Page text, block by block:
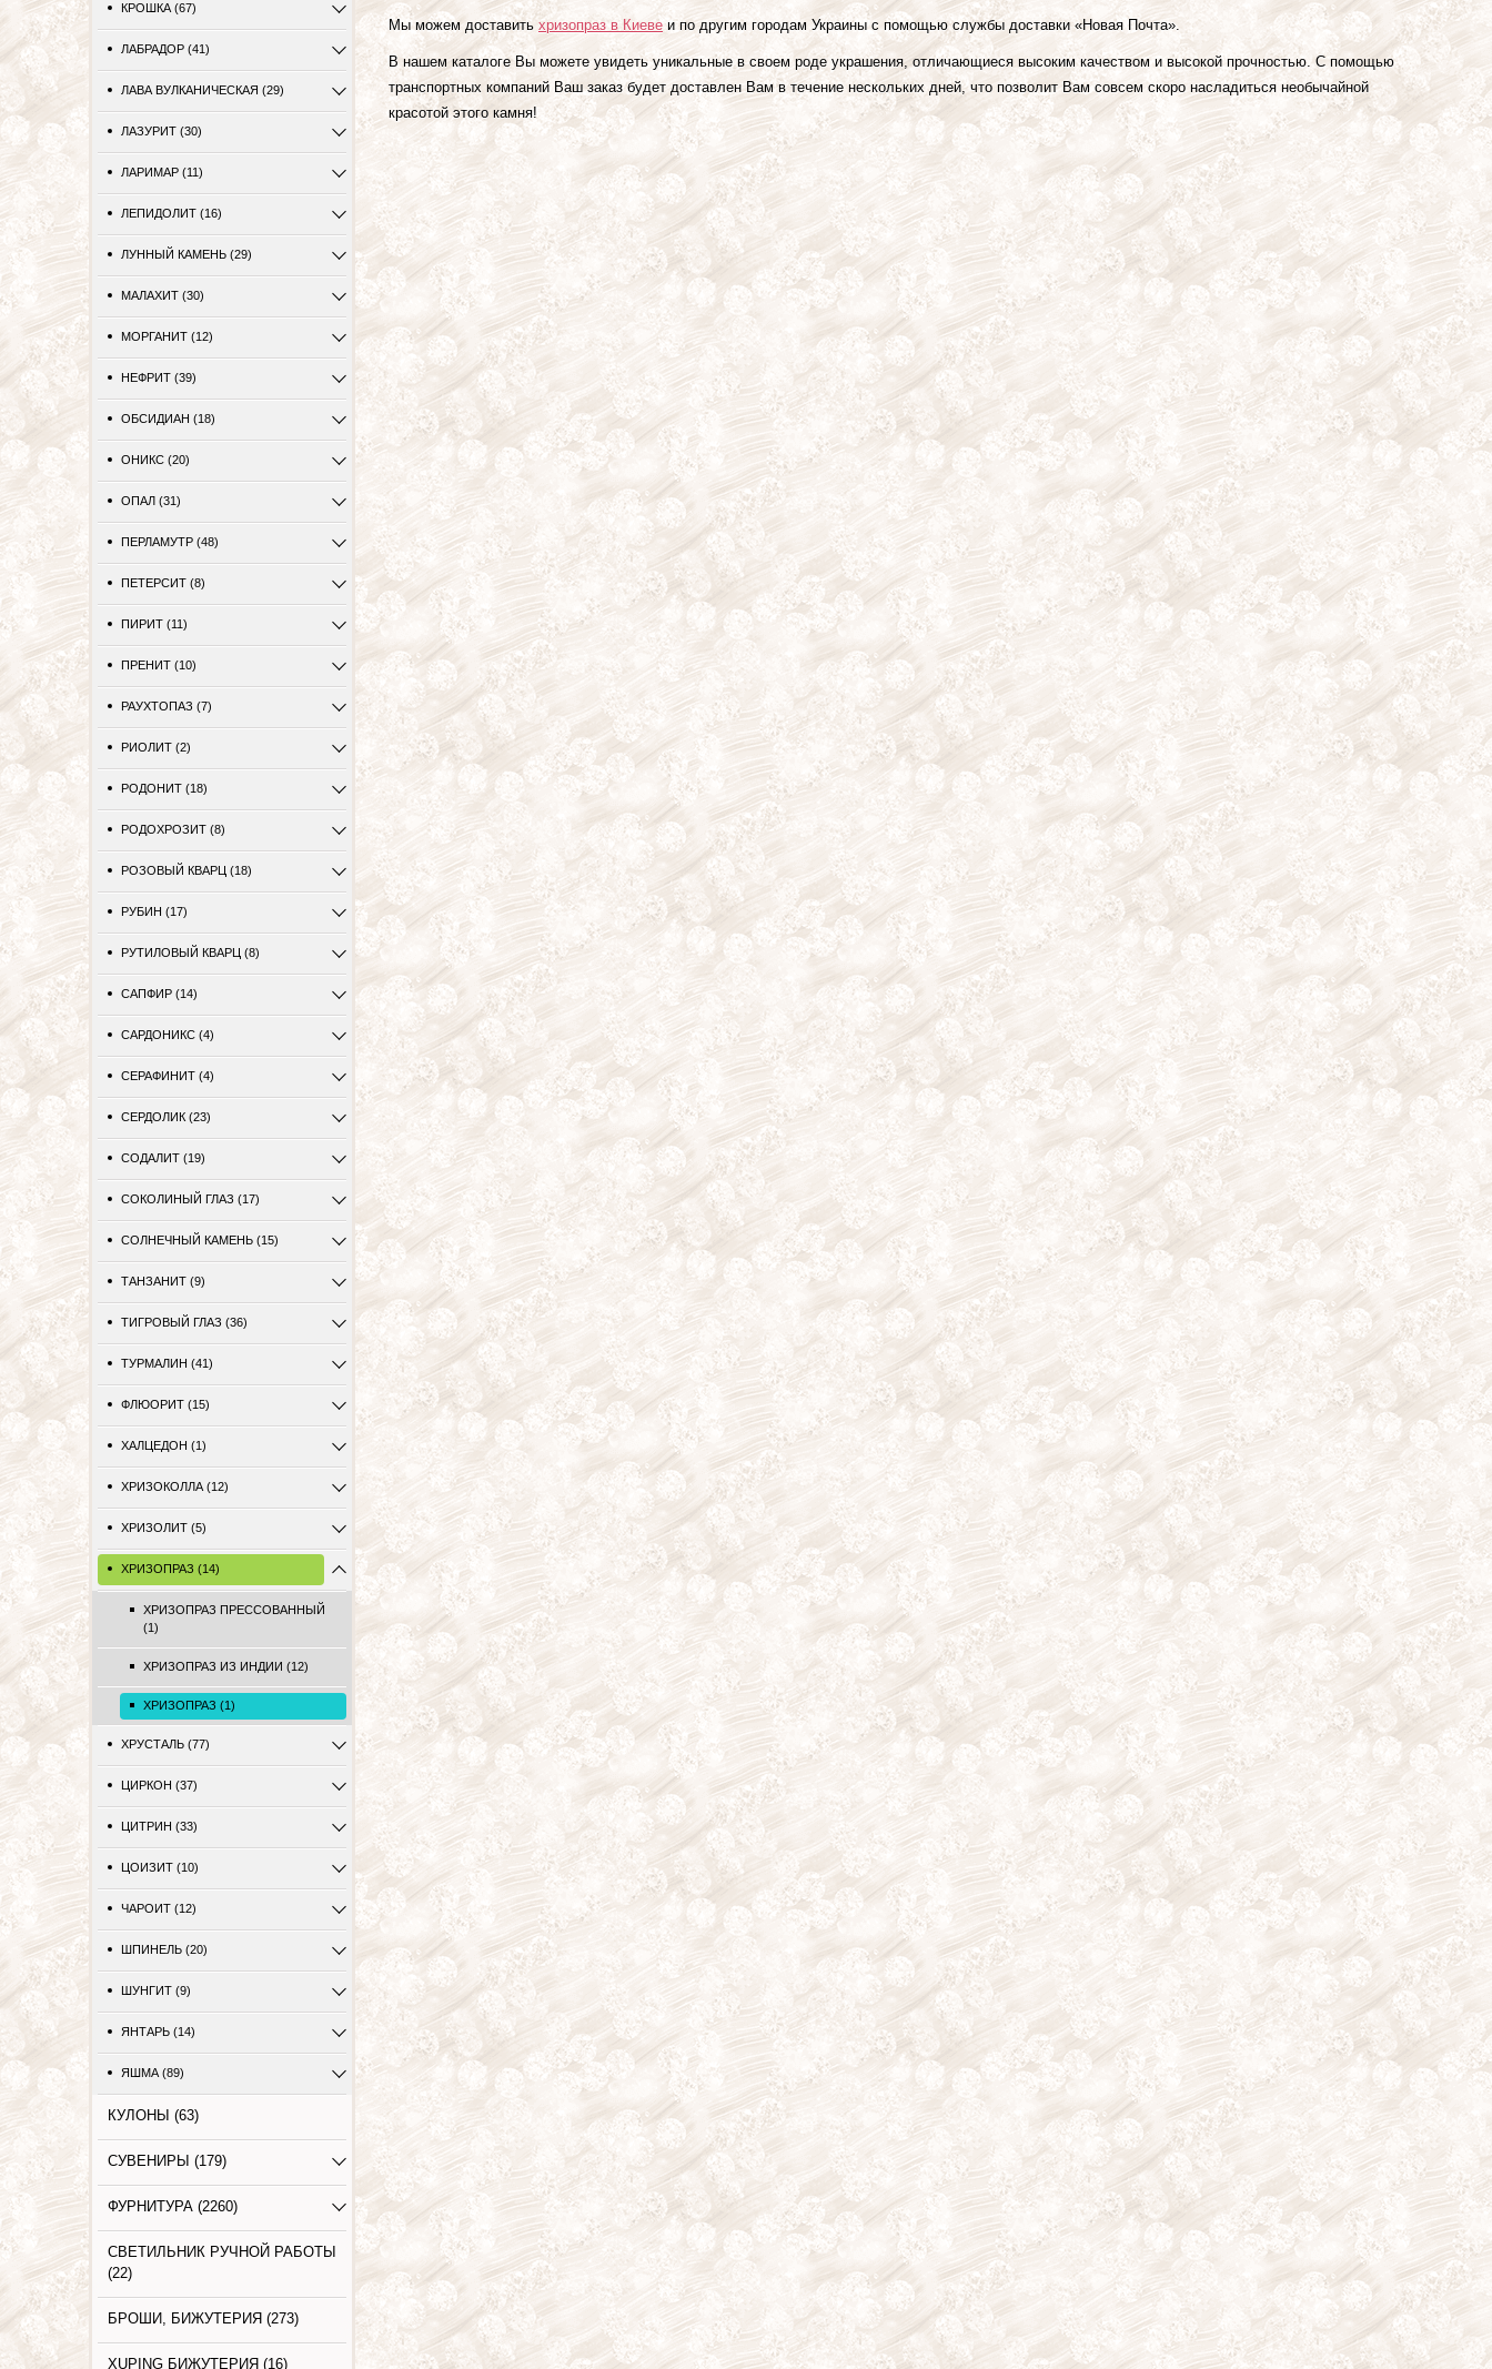
КРОШКА (67)
ЛАБРАДОР (41)
ЛАВА ВУЛКАНИЧЕСКАЯ (29)
ЛАЗУРИТ (30)
ЛАРИМАР (11)
ЛЕПИДОЛИТ (16)
ЛУННЫЙ КАМЕНЬ (29)
МАЛАХИТ (30)
МОРГАНИТ (12)
НЕФРИТ (39)
ОБСИДИАН (18)
ОНИКС (20)
ОПАЛ (31)
ПЕРЛАМУТР (48)
ПЕТЕРСИТ (8)
ПИРИТ (11)
ПРЕНИТ (10)
РАУХТОПАЗ (7)
РИОЛИТ (2)
РОДОНИТ (18)
РОДОХРОЗИТ (8)
РОЗОВЫЙ КВАРЦ (18)
РУБИН (17)
РУТИЛОВЫЙ КВАРЦ (8)
САПФИР (14)
САРДОНИКС (4)
СЕРАФИНИТ (4)
СЕРДОЛИК (23)
СОДАЛИТ (19)
СОКОЛИНЫЙ ГЛАЗ (17)
СОЛНЕЧНЫЙ КАМЕНЬ (15)
ТАНЗАНИТ (9)
ТИГРОВЫЙ ГЛАЗ (36)
ТУРМАЛИН (41)
ФЛЮОРИТ (15)
ХАЛЦЕДОН (1)
ХРИЗОКОЛЛА (12)
ХРИЗОЛИТ (5)
ХРИЗОПРАЗ (14)
ХРИЗОПРАЗ ПРЕССОВАННЫЙ
(1)
ХРИЗОПРАЗ ИЗ ИНДИИ (12)
ХРИЗОПРАЗ (1)
ХРУСТАЛЬ (77)
ЦИРКОН (37)
ЦИТРИН (33)
ЦОИЗИТ (10)
ЧАРОИТ (12)
ШПИНЕЛЬ (20)
ШУНГИТ (9)
ЯНТАРЬ (14)
ЯШМА (89)
КУЛОНЫ (63)
СУВЕНИРЫ (179)
ФУРНИТУРА (2260)
СВЕТИЛЬНИК РУЧНОЙ РАБОТЫ
(22)
БРОШИ, БИЖУТЕРИЯ (273)
XUPING БИЖУТЕРИЯ (16)
Мы можем доставить хризопраз в Киеве и по другим городам Украины с помощью службы доставки «Новая Почта».
В нашем каталоге Вы можете увидеть уникальные в своем роде украшения, отличающиеся высоким качеством и высокой прочностью. С помощью
транспортных компаний Ваш заказ будет доставлен Вам в течение нескольких дней, что позволит Вам совсем скоро насладиться необычайной
красотой этого камня!